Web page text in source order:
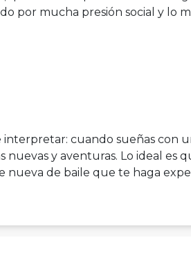
por mucha presión social y lo
interpretar: cuando sueñas con
nuevas y aventuras. Lo ideal es
nueva de baile que te haga